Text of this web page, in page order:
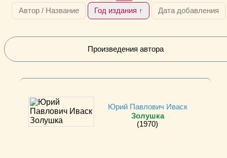
Автор / Название Год издания ↑ Дата добавления
Произведения автора
Юрий Павлович Иваск
Золушка
(1970)